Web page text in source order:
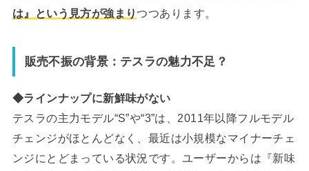
は』という見方が強まりつつあります。
販売不振の背景：テスラの魅力不足？
◆ラインナップに新鮮味がない
テスラの主力モデル“S”や“3”は、2011年以降フルモデル
チェンジがほとんどなく、最近は小規模なマイナーチェ
ンジにとどまっている状況です。ユーザーからは『新味